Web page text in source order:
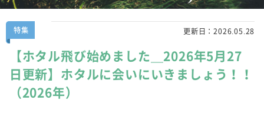
特集 更新日：2026.05.28
【ホタル飛び始めました＿2026年5月27
日更新】ホタルに会いにいきましょう！！
（2026年）